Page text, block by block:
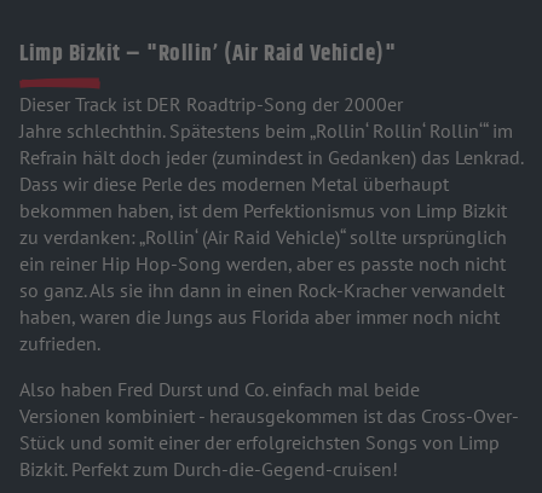
Limp Bizkit – "Rollin’ (Air Raid Vehicle)"
Dieser Track ist DER Roadtrip-Song der 2000er
Jahre schlechthin. Spätestens beim „Rollin‘ Rollin‘ Rollin‘“ im
Refrain hält doch jeder (zumindest in Gedanken) das Lenkrad.
Dass wir diese Perle des modernen Metal überhaupt
bekommen haben, ist dem Perfektionismus von Limp Bizkit
zu verdanken: „Rollin‘ (Air Raid Vehicle)“ sollte ursprünglich
ein reiner Hip Hop-Song werden, aber es passte noch nicht
so ganz. Als sie ihn dann in einen Rock-Kracher verwandelt
haben, waren die Jungs aus Florida aber immer noch nicht
zufrieden.
Also haben Fred Durst und Co. einfach mal beide
Versionen kombiniert - herausgekommen ist das Cross-Over-
Stück und somit einer der erfolgreichsten Songs von Limp
Bizkit. Perfekt zum Durch-die-Gegend-cruisen!